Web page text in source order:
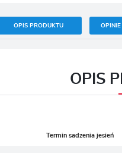
OPIS PRODUKTU
OPIS
Termin sadzenia jesień